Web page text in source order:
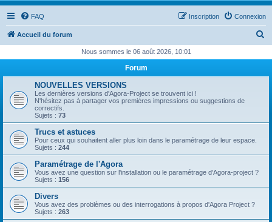
FAQ Connexion
Inscription
Accueil du forum
h
c
Nous sommes le 06 août 2026, 10:01
Forum
NOUVELLES VERSIONS
Les dernières versions d'Agora-Project se trouvent ici !
N'hésitez pas à partager vos premières impressions ou suggestions de
correctifs.
Sujets : 73
Trucs et astuces
Pour ceux qui souhaitent aller plus loin dans le paramétrage de leur espace.
Sujets : 244
Paramétrage de l'Agora
Vous avez une question sur l'installation ou le paramétrage d'Agora-project ?
Sujets : 156
Divers
Vous avez des problèmes ou des interrogations à propos d'Agora Project ?
Sujets : 263